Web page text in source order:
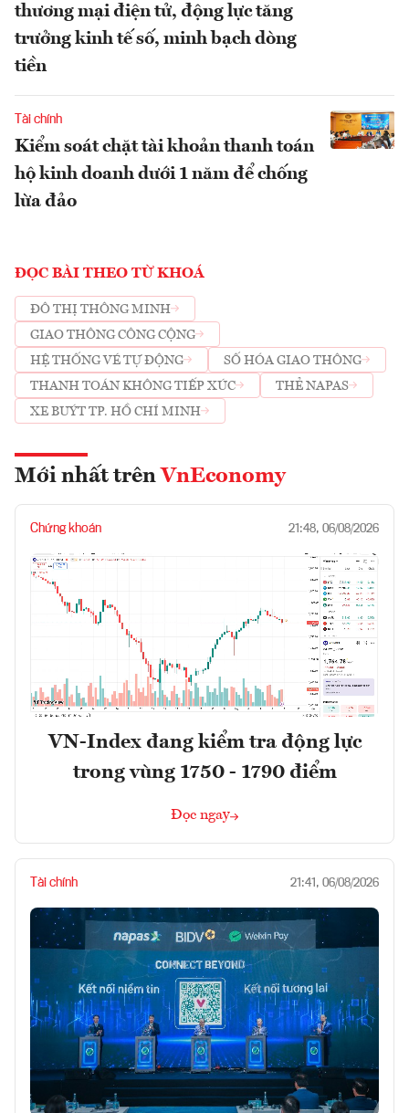
thương mại điện tử, động lực tăng
trưởng kinh tế số, minh bạch dòng
tiền
Tài chính
Kiểm soát chặt tài khoản thanh toán
hộ kinh doanh dưới 1 năm để chống
lừa đảo
ĐỌC BÀI THEO TỪ KHOÁ
ĐÔ THỊ THÔNG MINH
GIAO THÔNG CÔNG CỘNG
HỆ THỐNG VÉ TỰ ĐỘNG
SỐ HÓA GIAO THÔNG
THANH TOÁN KHÔNG TIẾP XÚC
THẺ NAPAS
XE BUÝT TP. HỒ CHÍ MINH
Mới nhất trên VnEconomy
Chứng khoán 21:48, 06/08/2026
VN-Index đang kiểm tra động lực
trong vùng 1750 - 1790 điểm
Đọc ngay
Tài chính 21:41, 06/08/2026